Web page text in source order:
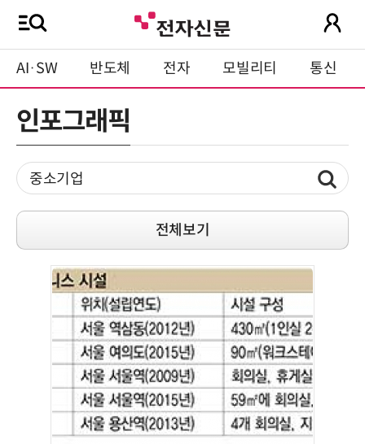
AI·SW 반도체 전자 모빌리티 통신
인포그래픽
전체보기